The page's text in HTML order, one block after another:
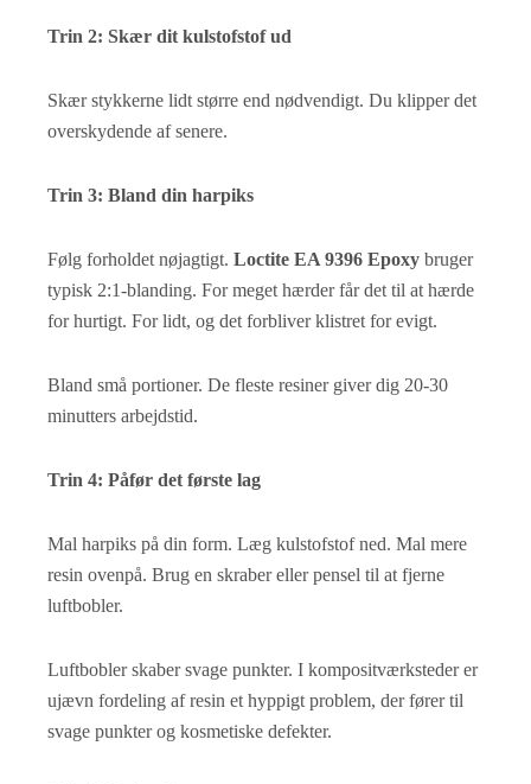
Trin 2: Skær dit kulstofstof ud
Skær stykkerne lidt større end nødvendigt. Du klipper det
overskydende af senere.
Trin 3: Bland din harpiks
Følg forholdet nøjagtigt. Loctite EA 9396 Epoxy bruger
typisk 2:1-blanding. For meget hærder får det til at hærde
for hurtigt. For lidt, og det forbliver klistret for evigt.
Bland små portioner. De fleste resiner giver dig 20-30
minutters arbejdstid.
Trin 4: Påfør det første lag
Mal harpiks på din form. Læg kulstofstof ned. Mal mere
resin ovenpå. Brug en skraber eller pensel til at fjerne
luftbobler.
Luftbobler skaber svage punkter. I kompositværksteder er
ujævn fordeling af resin et hyppigt problem, der fører til
svage punkter og kosmetiske defekter.